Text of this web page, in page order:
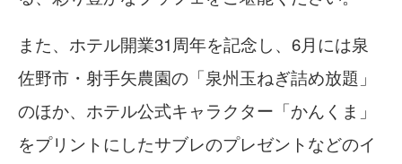
また、ホテル開業31周年を記念し、6月には泉
佐野市・射手矢農園の「泉州玉ねぎ詰め放題」
のほか、ホテル公式キャラクター「かんくま」
をプリントにしたサブレのプレゼントなどのイ